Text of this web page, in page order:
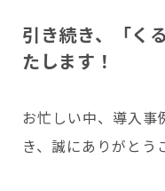
引き続き、「く
たします！
お忙しい中、導入事
き、誠にありがとう